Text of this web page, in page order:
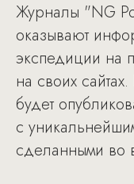
Журналы "NG
оказывают
экспедиции на
на своих
будет
с
сделанными во